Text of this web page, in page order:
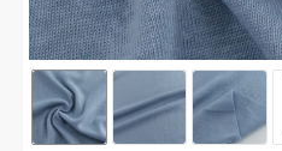
บุ้งทีเค 1*1(เทา) #1